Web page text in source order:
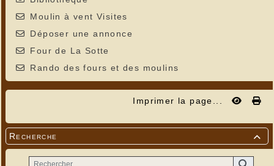
Moulin à vent Visites
Déposer une annonce
Four de La Sotte
Rando des fours et des moulins
Imprimer la page...

Recherche